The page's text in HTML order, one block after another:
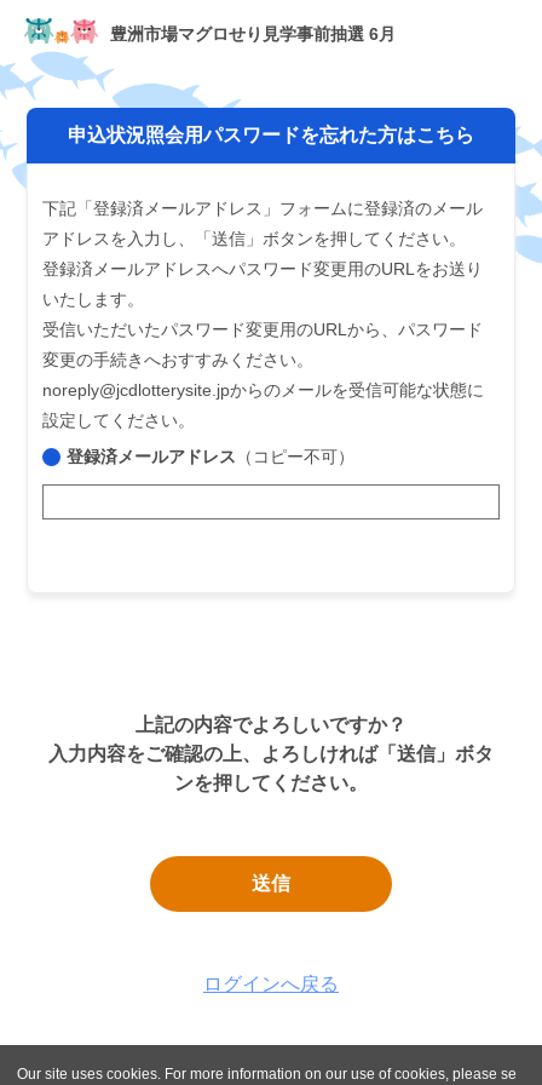
豊洲市場マグロせり見学事前抽選 6月
申込状況照会用パスワードを忘れた方はこちら
下記「登録済メールアドレス」フォームに登録済のメール
アドレスを入力し、「送信」ボタンを押してください。
登録済メールアドレスへパスワード変更用のURLをお送り
いたします。
受信いただいたパスワード変更用のURLから、パスワード
変更の手続きへおすすみください。
noreply@jcdlotterysite.jpからのメールを受信可能な状態に
設定してください。
登録済メールアドレス （コピー不可）
上記の内容でよろしいですか？
入力内容をご確認の上、よろしければ「送信」ボタ
ンを押してください。
送信
ログインへ戻る
Our site uses cookies. For more information on our use of cookies, please se